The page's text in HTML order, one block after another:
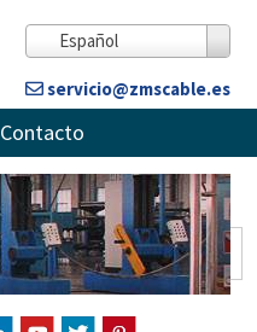
Español
servicio@zmscable.es
Contacto
– – – ZMS – – –